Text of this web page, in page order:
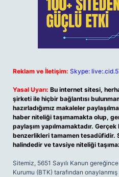
Reklam ve İletişim: Skype:
Yasal Uyarı: Bu internet sitesi,
şirketi ile hiçbir bağlantısı
hazırladığımız makaleler
haber niteliği taşımamakta olup,
paylaşım yapılmamaktadır.
benzerlikleri tamamen tesadüfidir.
halindedir ve tavsiye niteliği
Sitemiz, 5651 Sayılı Kanun
Kurumu (BTK) tarafından